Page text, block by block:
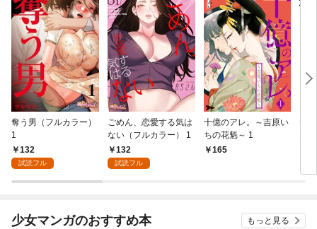
奪う男（フルカラー）
1
132
試読フル
ごめん、恋愛する気は
ない（フルカラー） 1
132
試読フル
十億のアレ。～吉原い
ちの花魁～ 1
165
デ
少女マンガのおすすめ本 もっと見る